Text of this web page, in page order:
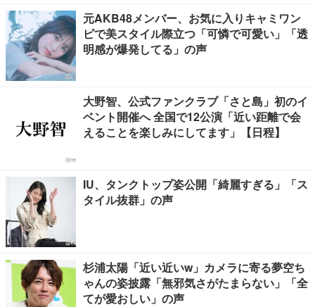
元AKB48メンバー、お気に入りキャミワン
ピで美スタイル際立つ「可憐で可愛い」「透
明感が爆発してる」の声
大野智、公式ファンクラブ「さと島」初のイ
ベント開催へ 全国で12公演「近い距離で会
えることを楽しみにしてます」【日程】
IU、タンクトップ姿公開「綺麗すぎる」「ス
タイル抜群」の声
杉浦太陽「近い近いw」カメラに寄る夢空ち
ゃんの姿披露「無邪気さがたまらない」「全
てが愛おしい」の声